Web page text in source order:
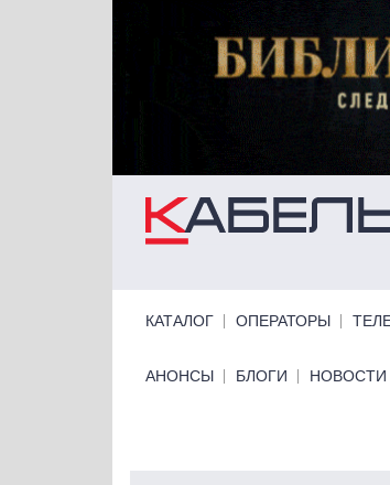
КАТАЛОГ ОПЕРАТОРЫ
Primary links bottom
АНОНСЫ БЛОГИ НОВОСТИ